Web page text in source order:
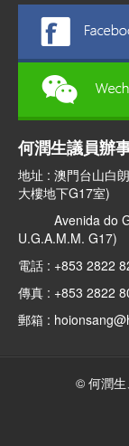
何潤生議員辦
地址 : 澳門台山白
大樓地下G17室)
Avenida do
U.G.A.M.M. G17)
電話 : +853 2822
傳真 : +853 2822
郵箱 :
© 何潤生